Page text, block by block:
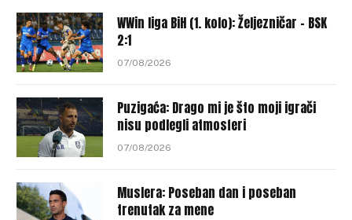
WWin liga BiH (1. kolo): Željezničar – BSK
2:1
07/08/2026
Puzigaća: Drago mi je što moji igrači
nisu podlegli atmosferi
07/08/2026
Muslera: Poseban dan i poseban
trenutak za mene